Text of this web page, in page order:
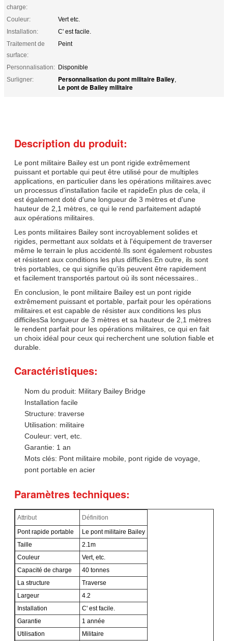
charge:
Couleur:
Vert etc.
Installation:
C' est facile.
Traitement de
surface:
Peint
Personnalisation: Disponible
Surligner:
Personnalisation du pont militaire Bailey,
Le pont de Bailey militaire
Description du produit:
Le pont militaire Bailey est un pont rigide extrêmement
puissant et portable qui peut être utilisé pour de multiples
applications, en particulier dans les opérations militaires.avec
un processus d'installation facile et rapideEn plus de cela, il
est également doté d'une longueur de 3 mètres et d'une
hauteur de 2,1 mètres, ce qui le rend parfaitement adapté
aux opérations militaires.
Les ponts militaires Bailey sont incroyablement solides et
rigides, permettant aux soldats et à l'équipement de traverser
même le terrain le plus accidenté.Ils sont également robustes
et résistent aux conditions les plus difficiles.En outre, ils sont
très portables, ce qui signifie qu'ils peuvent être rapidement
et facilement transportés partout où ils sont nécessaires..
En conclusion, le pont militaire Bailey est un pont rigide
extrêmement puissant et portable, parfait pour les opérations
militaires.et est capable de résister aux conditions les plus
difficilesSa longueur de 3 mètres et sa hauteur de 2,1 mètres
le rendent parfait pour les opérations militaires, ce qui en fait
un choix idéal pour ceux qui recherchent une solution fiable et
durable.
Caractéristiques:
Nom du produit: Military Bailey Bridge
Installation facile
Structure: traverse
Utilisation: militaire
Couleur: vert, etc.
Garantie: 1 an
Mots clés: Pont militaire mobile, pont rigide de voyage,
pont portable en acier
Paramètres techniques:
Attribut
Définition
Pont rapide portable
Le pont militaire Bailey
Taille
2.1m
Couleur
Vert, etc.
Capacité de charge
40 tonnes
La structure
Traverse
Largeur
4.2
Installation
C' est facile.
Garantie
1 année
Utilisation
Militaire